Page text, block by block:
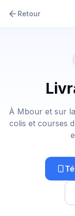
Retour
À Mbour et sur
colis et courses